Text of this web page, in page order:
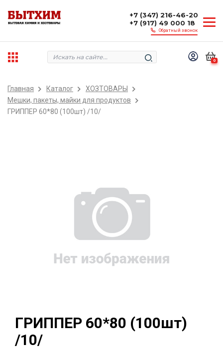
+7 (347) 216-46-20
+7 (917) 49 000 18
Обратный звонок
0
Главная Каталог
ХОЗТОВАРЫ
Мешки, пакеты, майки для продуктов
ГРИППЕР 60*80 (100шт) /10/
ГРИППЕР 60*80 (100шт)
/10/